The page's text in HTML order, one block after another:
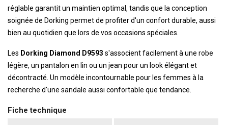
réglable garantit un maintien optimal, tandis que la conception
soignée de Dorking permet de profiter d'un confort durable, aussi
bien au quotidien que lors de vos occasions spéciales.
Les Dorking Diamond D9593 s'associent facilement à une robe
légère, un pantalon en lin ou un jean pour un look élégant et
décontracté. Un modèle incontournable pour les femmes à la
recherche d'une sandale aussi confortable que tendance.
Fiche technique